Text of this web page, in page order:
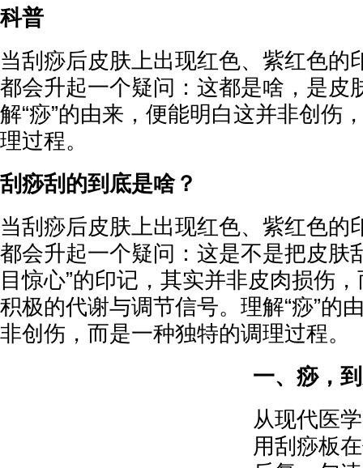
科普
当刮痧后皮肤上出现红色、紫红色的
都会升起一个疑问：这都是啥，是皮
解“痧”的由来，便能明白这并非创伤
理过程。
刮痧刮的到底是啥？
当刮痧后皮肤上出现红色、紫红色的
都会升起一个疑问：这是不是把皮肤
目惊心”的印记，其实并非皮肉损伤
积极的代谢与调节信号。理解“痧”的
非创伤，而是一种独特的调理过程。
一、痧，
从现代医
用刮痧板